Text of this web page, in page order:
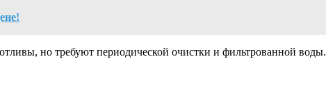
но требуют периодической очистки и фильтрованной воды.